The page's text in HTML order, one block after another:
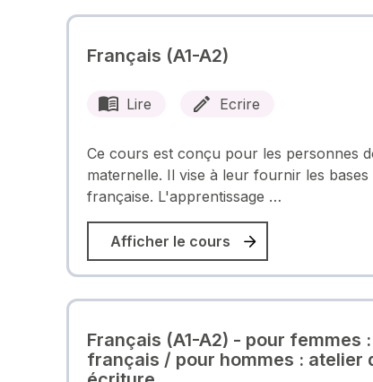
Français (A1-A2)
Lire Ecrire
Ce cours est conçu pour les personnes
maternelle. Il vise à leur fournir les bases
française. L'apprentissage …
Afficher le cours
Français (A1-A2) - pour
français / pour hommes : atelier